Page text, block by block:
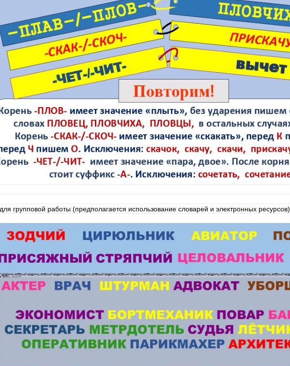
групповой работы (предполагается использование словарей и электронных ресурсов)